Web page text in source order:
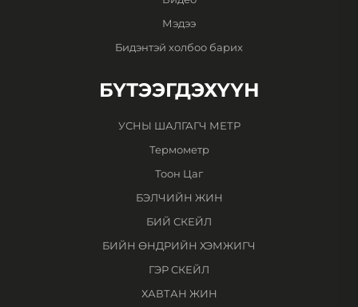
Мэдээ
Бидэнтэй холбоо барих
БҮТЭЭГДЭХҮҮН
УСНЫ ШАЛГАГЧ МЕТР
Термометр
Тоон Цаг
БЭЛЧИЙН ЖИН
БИЙ СКЕЙЛ
БИЙН ӨНДРИЙН ХЭМЖИГЧ
ГЭР СКЕЙЛ
ХАВТАН ЖИН